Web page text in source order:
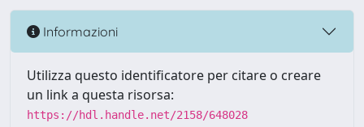
Informazioni
Utilizza questo identificatore per citare o creare
un link a questa risorsa:
https://hdl.handle.net/2158/648028